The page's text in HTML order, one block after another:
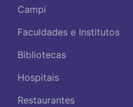
Campi
Faculdades e Institutos
Bibliotecas
Hospitais
Restaurantes